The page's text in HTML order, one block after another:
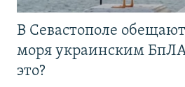
В Севастополе
моря украинским
это?